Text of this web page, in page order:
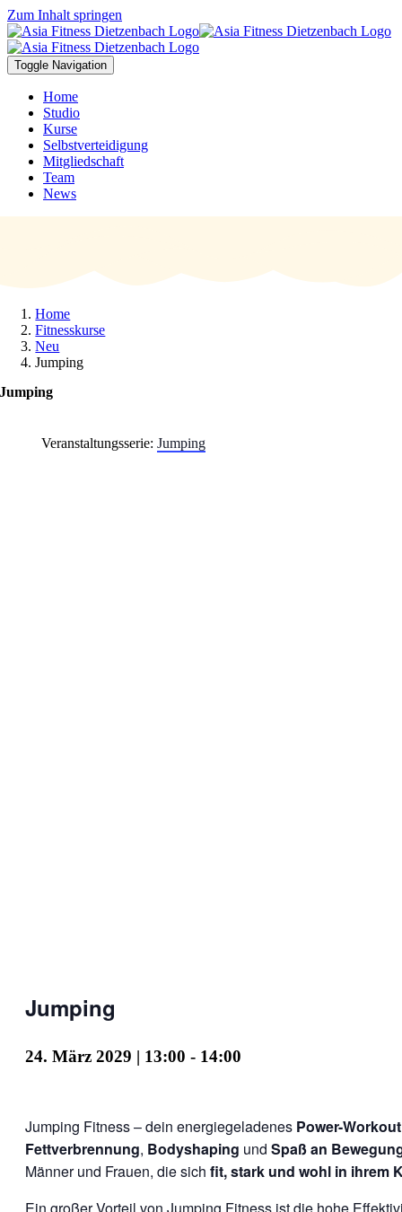
Zum Inhalt springen
Toggle Navigation
Home
Studio
Kurse
Selbstverteidigung
Mitgliedschaft
Team
News
Home
Fitnesskurse
Neu
Jumping
Jumping
Veranstaltungsserie: Jumping
Jumping
24. März 2029 | 13:00 - 14:00
Jumping Fitness – dein energiegeladenes Power-Workout
Fettverbrennung, Bodyshaping und Spaß an
Männer und Frauen, die sich fit, stark und wohl in ihrem